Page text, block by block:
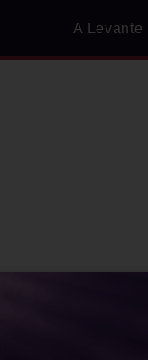
A Levante